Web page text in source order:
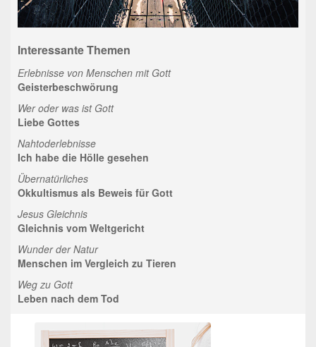
Interessante Themen
Erlebnisse von Menschen mit Gott
Geisterbeschwörung
Wer oder was ist Gott
Liebe Gottes
Nahtoderlebnisse
Ich habe die Hölle gesehen
Übernatürliches
Okkultismus als Beweis für Gott
Jesus Gleichnis
Gleichnis vom Weltgericht
Wunder der Natur
Menschen im Vergleich zu Tieren
Weg zu Gott
Leben nach dem Tod